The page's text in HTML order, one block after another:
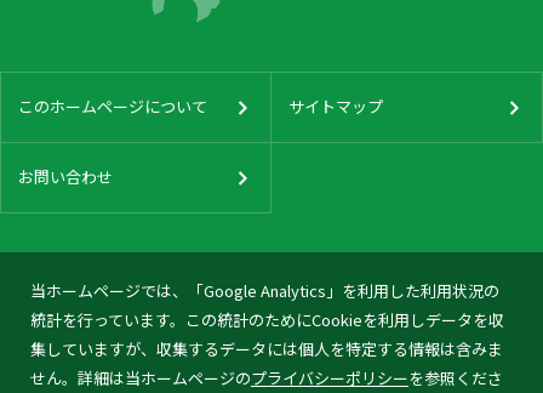
当ホームページでは、「Google Analytics」を利用した利用状況の
統計を行っています。この統計のためにCookieを利用しデータを収
集していますが、収集するデータには個人を特定する情報は含みま
せん。詳細は当ホームページのプライバシーポリシーを参照くださ
このホームページについて サイトマップ
お問い合わせ